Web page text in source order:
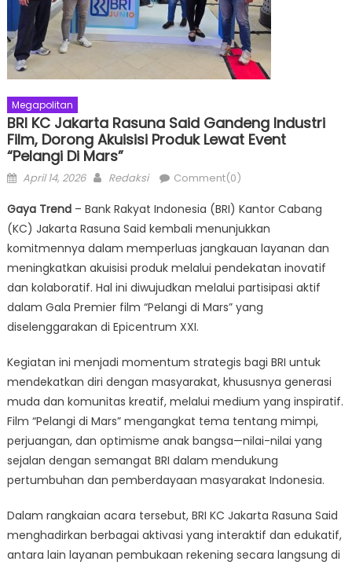
Megapolitan
BRI KC Jakarta Rasuna Said Gandeng Industri
Film, Dorong Akuisisi Produk Lewat Event
“Pelangi Di Mars”
Posted
April 14, 2026 Author
Redaksi Comment(0)
Gaya Trend– Bank Rakyat Indonesia (BRI) Kantor Cabang
(KC) Jakarta Rasuna Said kembali menunjukkan
komitmennya dalam memperluas jangkauan layanan dan
meningkatkan akuisisi produk melalui pendekatan inovatif
dan kolaboratif. Hal ini diwujudkan melalui partisipasi aktif
dalam Gala Premier film “Pelangi di Mars” yang
diselenggarakan di Epicentrum XXI.
Kegiatan ini menjadi momentum strategis bagi BRI untuk
mendekatkan diri dengan masyarakat, khususnya generasi
muda dan komunitas kreatif, melalui medium yang inspiratif.
Film “Pelangi di Mars” mengangkat tema tentang mimpi,
perjuangan, dan optimisme anak bangsa—nilai-nilai yang
sejalan dengan semangat BRI dalam mendukung
pertumbuhan dan pemberdayaan masyarakat Indonesia.
Dalam rangkaian acara tersebut, BRI KC Jakarta Rasuna Said
menghadirkan berbagai aktivasi yang interaktif dan edukatif,
antara lain layanan pembukaan rekening secara langsung di